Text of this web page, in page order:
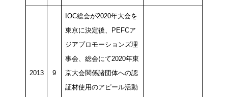
2013 9
IOC総会が2020年大会を
東京に決定後、PEFCア
ジアプロモーションズ理
事会、総会にて2020年東
京大会関係諸団体への認
証材使用のアピール活動